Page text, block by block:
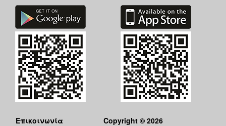
Επικοινωνία
Copyright © 2026